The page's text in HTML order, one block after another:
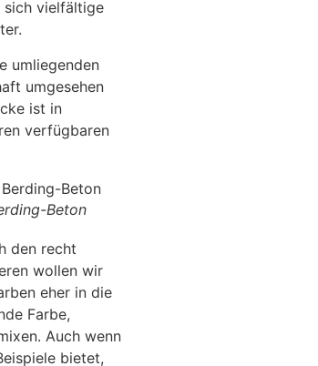
sich vielfältige
umliegenden
umgesehen
ist in
verfügbaren
Beton
den recht
wollen wir
eher in die
Farbe,
Auch wenn
bietet,